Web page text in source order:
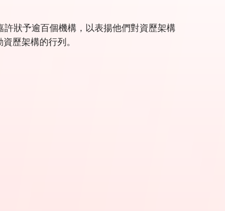
狀予逾百個機構，以表揚他們對資歷架構
歷架構的行列。